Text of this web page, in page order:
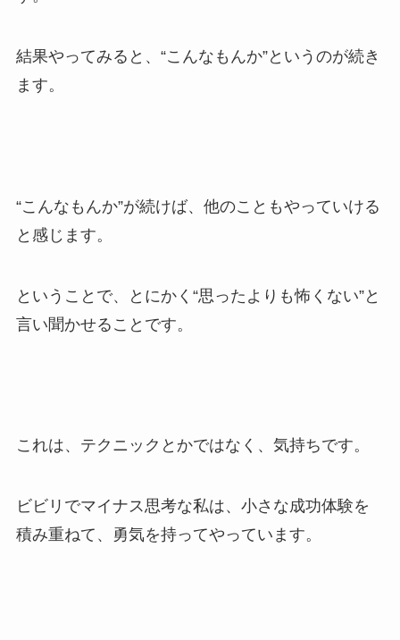
結果やってみると、“こんなもんか”というのが続き
ます。
“こんなもんか”が続けば、他のこともやっていける
と感じます。
ということで、とにかく“思ったよりも怖くない”と
言い聞かせることです。
これは、テクニックとかではなく、気持ちです。
ビビリでマイナス思考な私は、小さな成功体験を
積み重ねて、勇気を持ってやっています。